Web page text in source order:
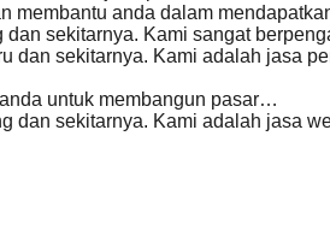
membantu anda dalam
sekitarnya. Kami sangat
dan sekitarnya. Kami adalah jasa
untuk membangun pasar…
dan sekitarnya. Kami adalah jasa